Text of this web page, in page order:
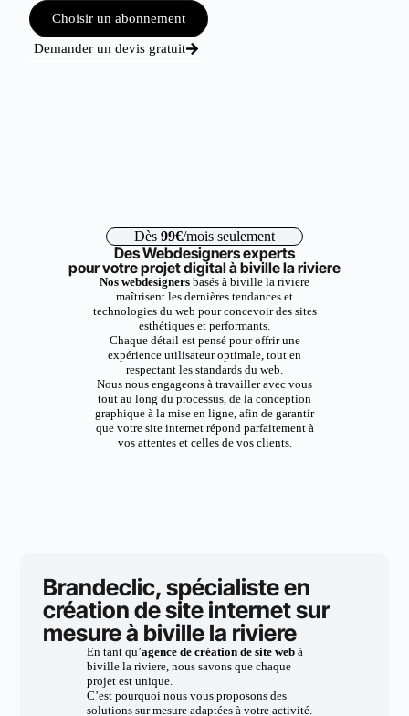
Choisir un abonnement
Demander un devis gratuit
Dès 99€/mois seulement
Des Webdesigners experts
pour votre projet digital à biville la riviere
Nos webdesigners basés à biville la riviere
maîtrisent les dernières tendances et
technologies du web pour concevoir des sites
esthétiques et performants.
Chaque détail est pensé pour offrir une
expérience utilisateur optimale, tout en
respectant les standards du web.
Nous nous engageons à travailler avec vous
tout au long du processus, de la conception
graphique à la mise en ligne, afin de garantir
que votre site internet répond parfaitement à
vos attentes et celles de vos clients.
Brandeclic, spécialiste en
création de site internet sur
mesure à biville la riviere
En tant qu’agence de création de site webà
biville la riviere, nous savons que chaque
projet est unique.
C’est pourquoi nous vous proposons des
solutions sur mesure adaptées à votre activité.